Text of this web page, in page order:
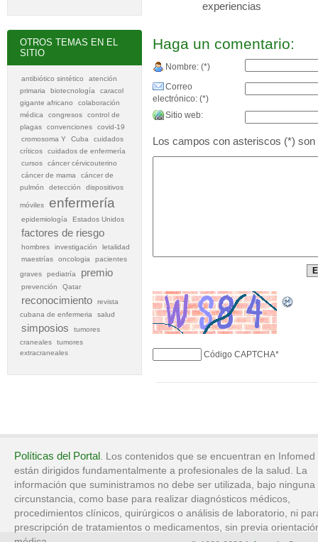
experiencias
Haga un comentario:
Nombre: (*)
Correo
electrónico: (*)
Sitio web:
Los campos con asteriscos (*) son
Código CAPTCHA*
OTROS TEMAS EN EL
SITIO
antibiótico sintético
atención
primaria
biotecnología
caracol
gigante africano
colaboración
médica
congresos
control de
plagas
convenciones
covid-19
cromosoma Y
Cuba
cuidados
críticos
cuidados de enfermería
cursos
cáncer cérvicouterino
cáncer de mama
cáncer de
pulmón
detección dispositivos
móviles enfermería
epidemiología Estados Unidos
factores de riesgo
hombres investigación
letalidad
maestrías
oncologia
pacientes
graves
pediatría premio
prevención Qatar
reconocimiento
revista
cubana de enfermeria
salud
simposios
tumores
craneales
tumores
extracraneales
Políticas del Portal. Los contenidos que se encuentran en Infomed
están dirigidos fundamentalmente a profesionales de la salud. La
información que suministramos no debe ser utilizada, bajo ninguna
circunstancia, como base para realizar diagnósticos médicos,
procedimientos clínicos, quirúrgicos o análisis de laboratorio, ni
prescripción de tratamientos o medicamentos, sin previa